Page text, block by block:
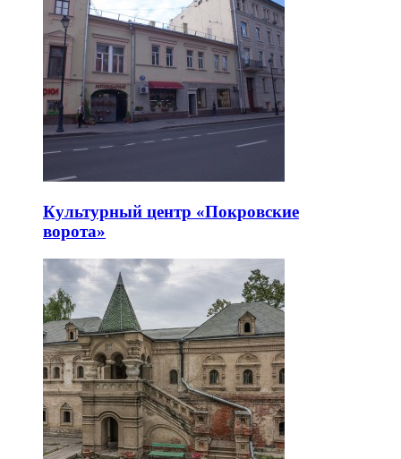
Культурный центр «Покровские
ворота»